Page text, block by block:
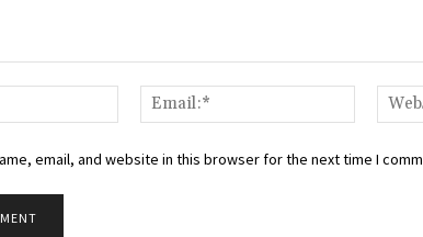
Name:*
Email:*
email, and website in this browser for the next time I